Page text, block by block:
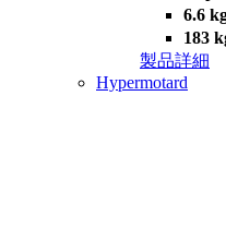
6.6
183
製品詳細
Hypermotard